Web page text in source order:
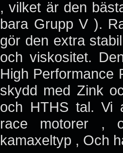
, vilket är den
bara Grupp V ).
gör den extra
och viskositet.
High Performance
skydd med Zink
och HTHS tal. Vi
race motorer ,
kamaxeltyp , Och